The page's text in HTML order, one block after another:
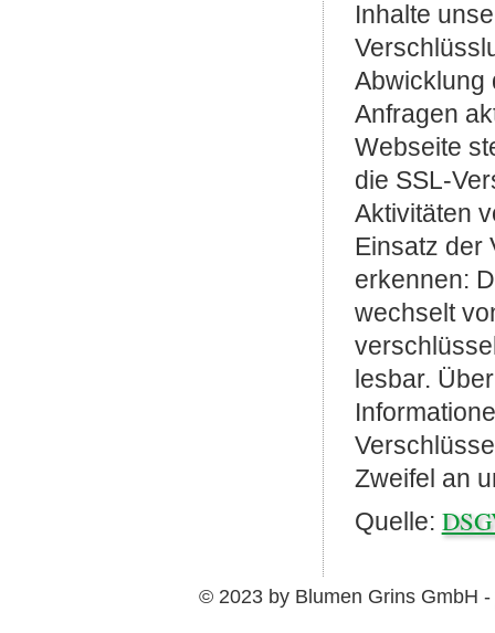
Inhalte
Abwicklung
Anfragen
Webseite
die SSL-
Aktivitäten
Einsatz der
erkennen:
wechselt
lesbar.
Zweifel an
Quelle:
© 2023 by Blumen Grins GmbH -